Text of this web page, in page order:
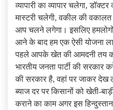
व्यापारी का व्यापार चलेगा,
मास्टरी चलेगी, वकील की
आप चलने लगेगा। इसलिए
आने के बाद हम एक ऐसी योजना
पहले आपके खेत की आमदनी तय कर
भारतीय जनता पार्टी की सरकार
की सरकार है, वहां पर जाकर देख
ब्याज दर पर किसानों को खेती-
कराने का काम अगर इस